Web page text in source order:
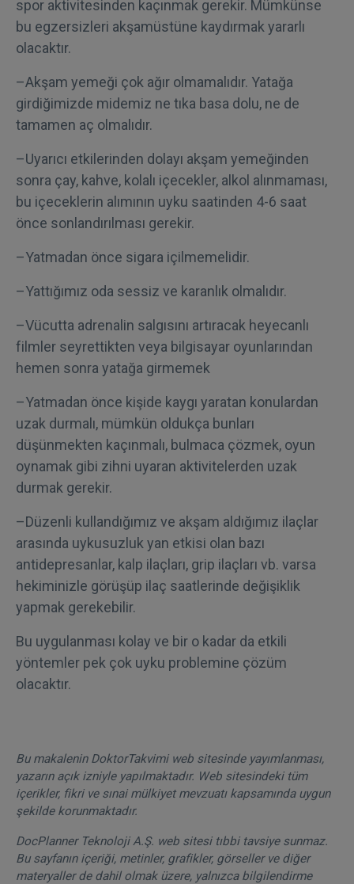
spor aktivitesinden kaçınmak gerekir. Mümkünse
bu egzersizleri akşamüstüne kaydırmak yararlı
olacaktır.
–Akşam yemeği çok ağır olmamalıdır. Yatağa
girdiğimizde midemiz ne tıka basa dolu, ne de
tamamen aç olmalıdır.
–Uyarıcı etkilerinden dolayı akşam yemeğinden
sonra çay, kahve, kolalı içecekler, alkol alınmaması,
bu içeceklerin alımının uyku saatinden 4-6 saat
önce sonlandırılması gerekir.
–Yatmadan önce sigara içilmemelidir.
–Yattığımız oda sessiz ve karanlık olmalıdır.
–Vücutta adrenalin salgısını artıracak heyecanlı
filmler seyrettikten veya bilgisayar oyunlarından
hemen sonra yatağa girmemek
–Yatmadan önce kişide kaygı yaratan konulardan
uzak durmalı, mümkün oldukça bunları
düşünmekten kaçınmalı, bulmaca çözmek, oyun
oynamak gibi zihni uyaran aktivitelerden uzak
durmak gerekir.
–Düzenli kullandığımız ve akşam aldığımız ilaçlar
arasında uykusuzluk yan etkisi olan bazı
antidepresanlar, kalp ilaçları, grip ilaçları vb. varsa
hekiminizle görüşüp ilaç saatlerinde değişiklik
yapmak gerekebilir.
Bu uygulanması kolay ve bir o kadar da etkili
yöntemler pek çok uyku problemine çözüm
olacaktır.
Bu makalenin DoktorTakvimi web sitesinde yayımlanması,
yazarın açık izniyle yapılmaktadır. Web sitesindeki tüm
içerikler, fikri ve sınai mülkiyet mevzuatı kapsamında uygun
şekilde korunmaktadır.
DocPlanner Teknoloji A.Ş. web sitesi tıbbi tavsiye sunmaz.
Bu sayfanın içeriği, metinler, grafikler, görseller ve diğer
materyaller de dahil olmak üzere, yalnızca bilgilendirme